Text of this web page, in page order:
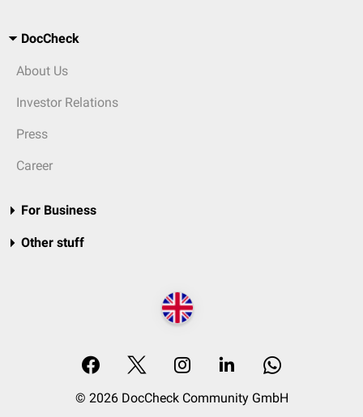
DocCheck
About Us
Investor Relations
Press
Career
For Business
Other stuff
© 2026 DocCheck Community GmbH